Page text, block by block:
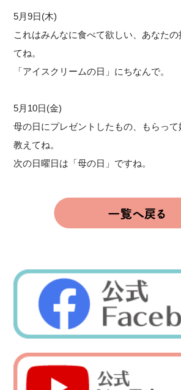
5月9日(木)
これはみんなに食べて欲しい、あなた
てね。
「アイスクリームの日」にちなんで。
5月10日(金)
母の日にプレゼントしたもの、もらって
教えてね。
次の日曜日は「母の日」ですね。